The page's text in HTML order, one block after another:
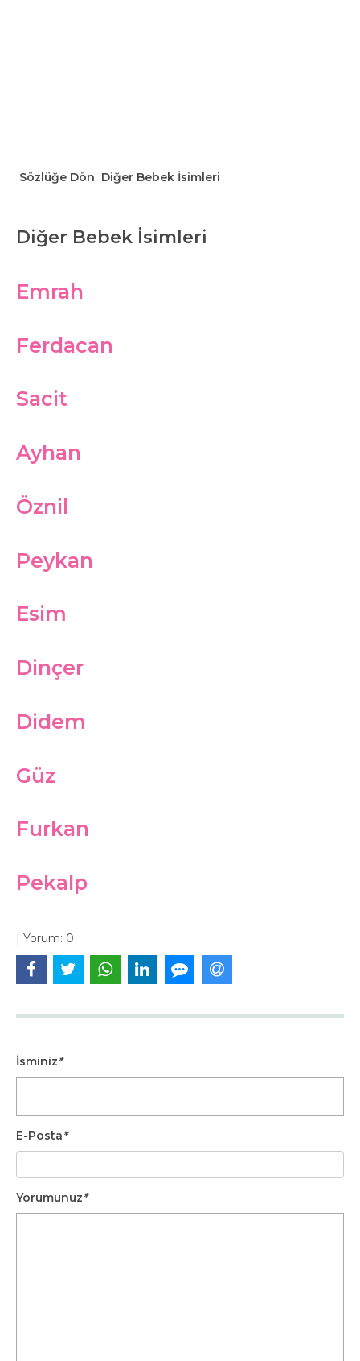
Sözlüğe Dön Diğer Bebek İsimleri
Diğer Bebek İsimleri
Emrah
Ferdacan
Sacit
Ayhan
Öznil
Peykan
Esim
Dinçer
Didem
Güz
Furkan
Pekalp
| Yorum: 0
İsminiz*
E-Posta*
Yorumunuz*